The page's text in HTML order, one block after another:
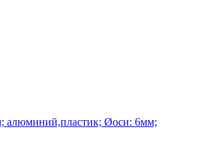
алюминий,пластик; Øоси: 6мм;